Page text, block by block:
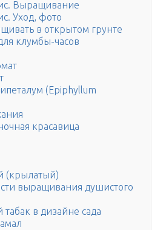
Выращивание
Уход, фото
в открытом грунте
клумбы-часов
(Epiphyllum
красавица
(крылатый)
выращивания душистого
в дизайне сада